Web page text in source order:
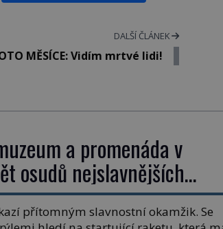
DALŠÍ ČLÁNEK
MĚSÍCE: Vidím mrtvé lidi!
a promenáda v
osudů nejslavnějších
přítomným slavnostní okamžik. Se